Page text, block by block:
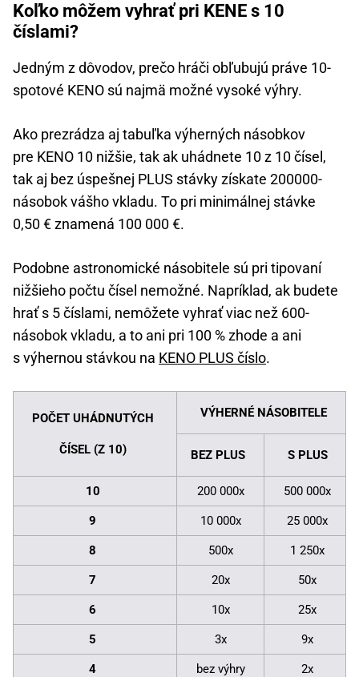
Koľko môžem vyhrať pri KENE s 10
číslami?
Jedným z dôvodov, prečo hráči obľubujú práve 10-
spotové KENO sú najmä možné vysoké výhry.
Ako prezrádza aj tabuľka výherných násobkov
pre KENO 10 nižšie, tak ak uhádnete 10 z 10 čísel,
tak aj bez úspešnej PLUS stávky získate 200000-
násobok vášho vkladu. To pri minimálnej stávke
0,50 € znamená 100 000 €.
Podobne astronomické násobitele sú pri tipovaní
nižšieho počtu čísel nemožné. Napríklad, ak budete
hrať s 5 číslami, nemôžete vyhrať viac než 600-
násobok vkladu, a to ani pri 100 % zhode a ani
s výhernou stávkou na KENO PLUS číslo.
POČET UHÁDNUTÝCH
ČÍSEL (Z 10)
VÝHERNÉ NÁSOBITELE
BEZ PLUS S PLUS
10 200 000x 500 000x
9 10 000x 25 000x
8 500x 1 250x
7 20x 50x
6 10x 25x
5 3x 9x
4 bez výhry 2x